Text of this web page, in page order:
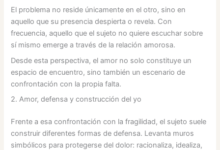
El problema no reside únicamente en el otro, sino en
aquello que su presencia despierta o revela. Con
frecuencia, aquello que el sujeto no quiere escuchar sobre
sí mismo emerge a través de la relación amorosa.
Desde esta perspectiva, el amor no solo constituye un
espacio de encuentro, sino también un escenario de
confrontación con la propia falta.
2. Amor, defensa y construcción del yo
Frente a esa confrontación con la fragilidad, el sujeto suele
construir diferentes formas de defensa. Levanta muros
simbólicos para protegerse del dolor: racionaliza, idealiza,